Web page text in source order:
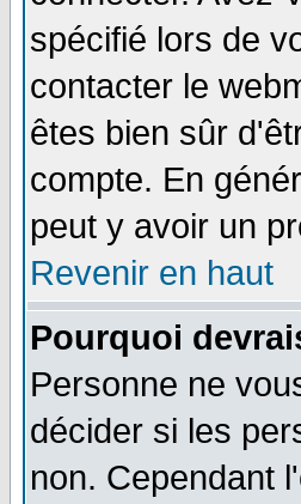
spécifié lors de
contacter le
êtes bien sûr
compte. En
peut y avoir un
Revenir en haut
Pourquoi
Personne ne
décider si les
non. Cependant